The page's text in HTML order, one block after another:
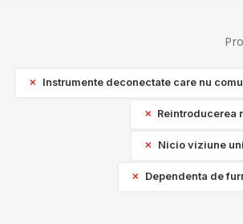
Instrumente deconectate care nu
Reintroducerea
Nicio viziune
Dependenta de